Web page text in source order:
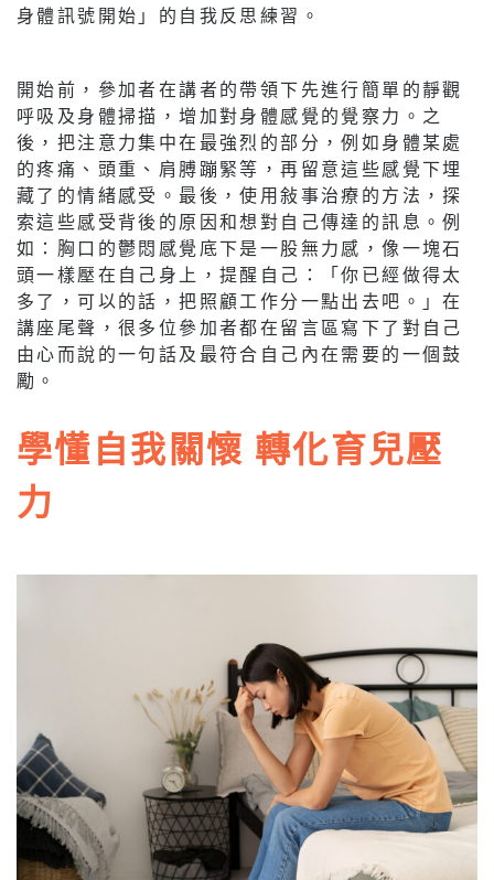
身體訊號開始」的自我反思練習。
開始前，參加者在講者的帶領下先進行簡單的靜觀
呼吸及身體掃描，增加對身體感覺的覺察力。之
後，把注意力集中在最強烈的部分，例如身體某處
的疼痛、頭重、肩膊蹦緊等，再留意這些感覺下埋
藏了的情緒感受。最後，使用敍事治療的方法，探
索這些感受背後的原因和想對自己傳達的訊息。例
如：胸口的鬱悶感覺底下是一股無力感，像一塊石
頭一樣壓在自己身上，提醒自己：「你已經做得太
多了，可以的話，把照顧工作分一點出去吧。」在
講座尾聲，很多位參加者都在留言區寫下了對自己
由心而說的一句話及最符合自己內在需要的一個鼓
勵。
學懂自我關懷 轉化育兒壓
力